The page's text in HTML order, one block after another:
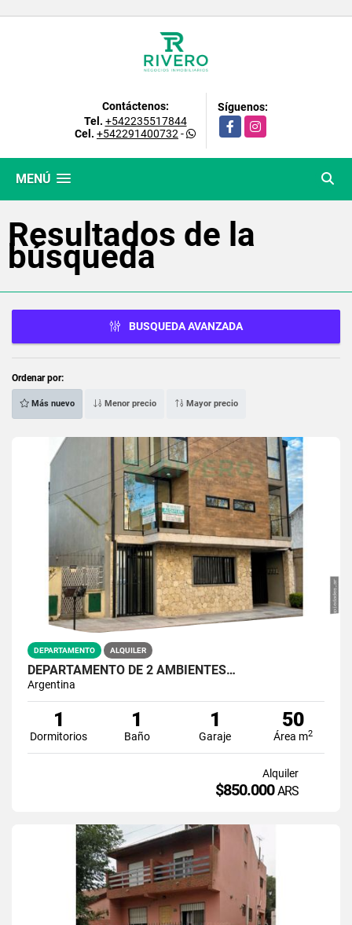
Contáctenos:
Tel. +542235517844
Cel. +542291400732 -
Síguenos:
FacebookInstagram
MENÚ
Resultados de la
búsqueda
BUSQUEDA AVANZADA
Ordenar por:
Más nuevo Menor precio Mayor precio
DEPARTAMENTO ALQUILER
DEPARTAMENTO DE 2 AMBIENTES…
Argentina
1
Dormitorios
1
Baño
1
Garaje
50
Área m2
Alquiler
$850.000ARS